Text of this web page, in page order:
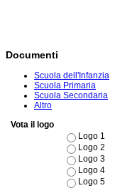
Documenti
Scuola dell'Infanzia
Scuola Primaria
Scuola Secondaria
Altro
Vota il logo
Logo 1
Logo 2
Logo 3
Logo 4
Logo 5